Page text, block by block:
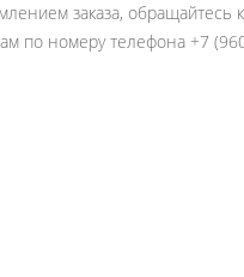
заказа, обращайтесь к
по номеру телефона +7